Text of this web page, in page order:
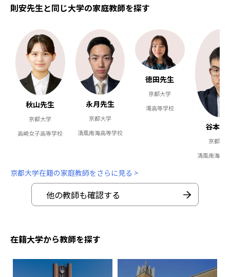
則安先生と同じ大学の家庭教師を探す
秋山先生
京都大学
高崎女子高等学校
永月先生
京都大学
清風南海高等学校
徳田先生
京都大学
滝高等学校
谷本先
京都大
清風南海高
京都大学在籍の家庭教師をさらに見る >
他の教師も確認する
在籍大学から教師を探す